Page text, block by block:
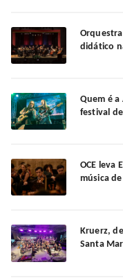
didático
Quem é
festival
OCE leva
música
Kruerz,
Santa